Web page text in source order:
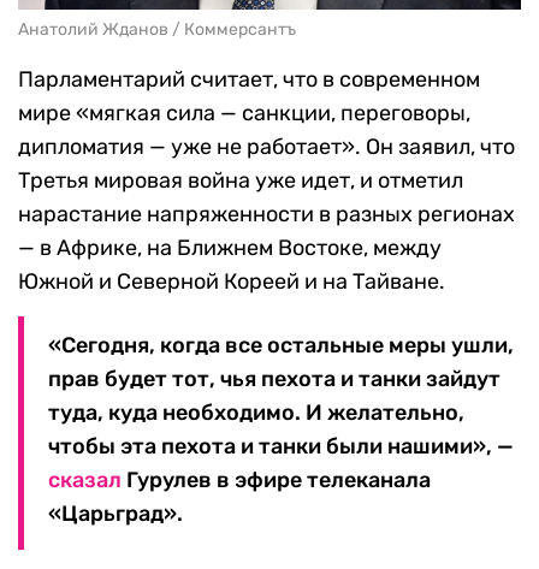
Анатолий Жданов / Коммерсантъ
Парламентарий считает, что в современном
мире «мягкая сила — санкции, переговоры,
дипломатия — уже не работает». Он заявил, что
Третья мировая война уже идет, и отметил
нарастание напряженности в разных регионах
— в Африке, на Ближнем Востоке, между
Южной и Северной Кореей и на Тайване.
«Сегодня, когда все остальные меры ушли,
прав будет тот, чья пехота и танки зайдут
туда, куда необходимо. И желательно,
чтобы эта пехота и танки были нашими», —
сказал Гурулев в эфире телеканала
«Царьград».